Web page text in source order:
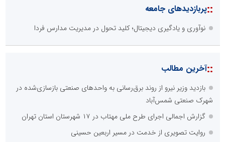
::پربازدیدهای جامعه
نوآوری و یادگیری دیجیتال؛ کلید تحول در مدیریت مدارس فردا
::آخرین مطالب
بازدید وزیر نیرو از روند برق‌رسانی به واحدهای صنعتی بازسازی‌شده در
شهرک صنعتی شمس‌آباد
گزارش اجمالی اجرای طرح ملی مهتاب در ۱۷ شهرستان استان تهران
روایت تصویری از خدمت در مسیر اربعین حسینی